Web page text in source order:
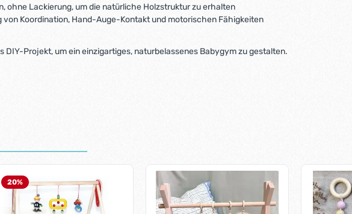
ohne Lackierung, um die natürliche Holzstruktur zu erhalten
Koordination, Hand-Auge-Kontakt und motorischen Fähigkeiten
DIY-Projekt, um ein einzigartiges, naturbelassenes Babygym zu gestalten.
20%